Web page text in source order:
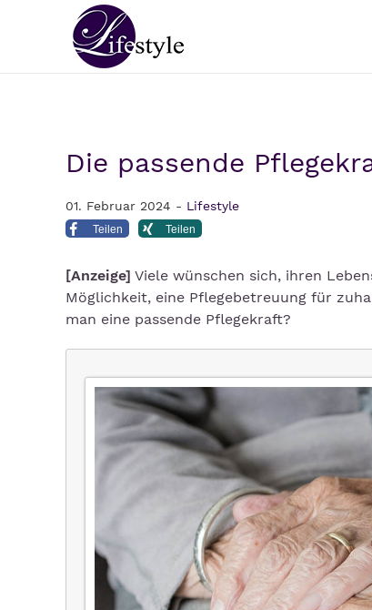
Die passende
01. Februar 2024 - Lifestyle
Teilen Teilen
[Anzeige] Viele wünschen sich, ihren
Möglichkeit, eine Pflegebetreuung für
man eine passende Pflegekraft?